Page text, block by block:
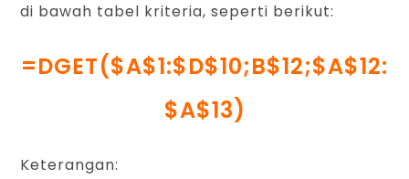
di bawah tabel kriteria, seperti berikut:
=DGET($A$1:$D$10;B$12;$A$12:
$A$13)
Keterangan: